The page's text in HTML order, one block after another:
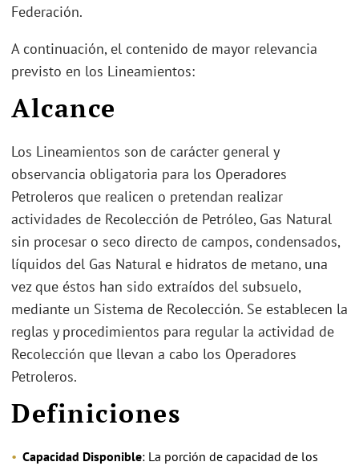
Federación.
A continuación, el contenido de mayor relevancia
previsto en los Lineamientos:
Alcance
Los Lineamientos son de carácter general y
observancia obligatoria para los Operadores
Petroleros que realicen o pretendan realizar
actividades de Recolección de Petróleo, Gas Natural
sin procesar o seco directo de campos, condensados,
líquidos del Gas Natural e hidratos de metano, una
vez que éstos han sido extraídos del subsuelo,
mediante un Sistema de Recolección. Se establecen la
reglas y procedimientos para regular la actividad de
Recolección que llevan a cabo los Operadores
Petroleros.
Definiciones
Capacidad Disponible: La porción de capacidad de los